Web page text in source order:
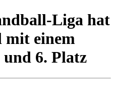
Liga hat
mit einem
6. Platz